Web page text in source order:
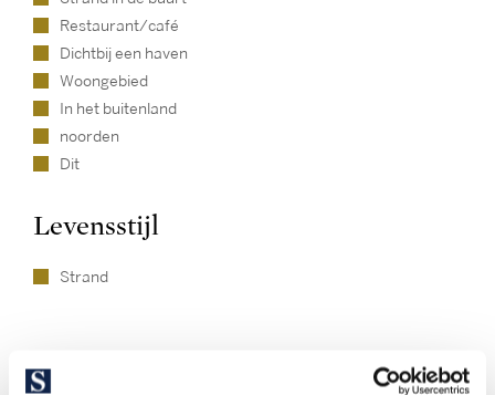
Restaurant/café
Dichtbij een haven
Woongebied
In het buitenland
noorden
Dit
Levensstijl
Strand